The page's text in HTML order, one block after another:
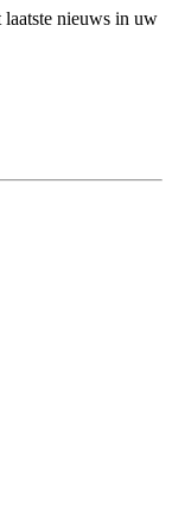
nieuws in uw